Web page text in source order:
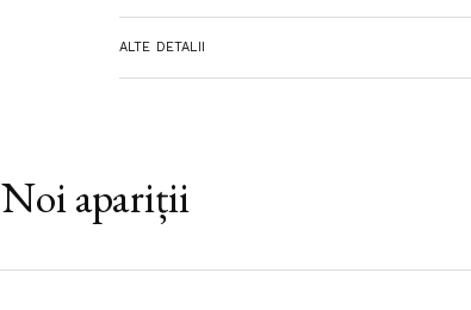
ALTE DETALII
Noi apariții